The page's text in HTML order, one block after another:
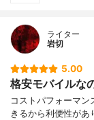
ライター
岩切
5.00
格安モバイルな
コストパフォーマ
きるから利便性が